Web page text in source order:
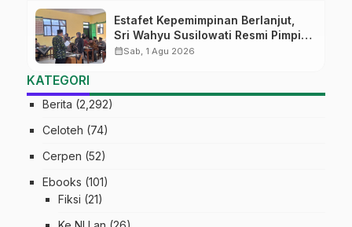
Estafet Kepemimpinan Berlanjut,
Sri Wahyu Susilowati Resmi Pimpin
MTs Ma’arif Sapuran
calendar_monthSab, 1 Agu 2026
KATEGORI
Berita (2,292)
Celoteh (74)
Cerpen (52)
Ebooks (101)
Fiksi (21)